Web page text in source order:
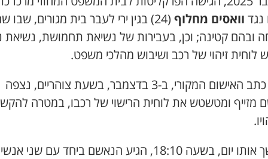
נגד וואסים מחלוף
(24) בגין ירי לעבר בית מגורים, שבו
ובהם קטינה; וכן, בעבירות של נשיאת תחמושת, נשיאת
לוחית זיהוי של רכב ושיבוש מהלכי משפט.
על פי כתב האישום המקורי, ב-3 בדצמבר, בשעת צוהריים, נצפה
מזייף ומטשטש את לוחית הרישוי של רכבו, במטרה
בהמשך אותו יום, בשעה 18:10, הגיע הנאשם ביחד עם שני